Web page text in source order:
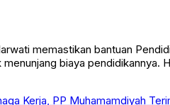
memastikan bantuan
biaya